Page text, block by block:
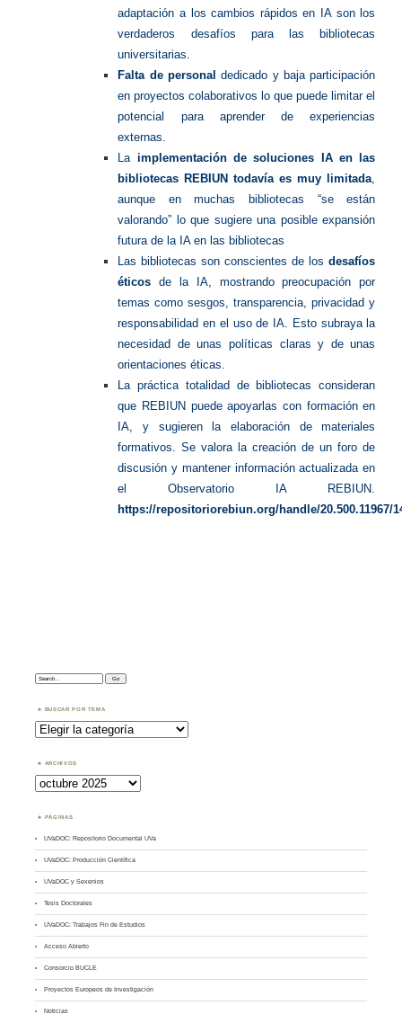
adaptación a los cambios rápidos en IA son los
verdaderos desafíos para las bibliotecas
universitarias.
Falta de personal dedicado y baja participación
en proyectos colaborativos lo que puede limitar el
potencial para aprender de experiencias
externas.
La implementación de soluciones IA en las
bibliotecas REBIUN todavía es muy limitada
aunque en muchas bibliotecas “se están
valorando” lo que sugiere una posible expansión
futura de la IA en las bibliotecas
Las bibliotecas son conscientes de losdesafíos
éticosde la IA, mostrando preocupación por
temas como sesgos, transparencia, privacidad y
responsabilidad en el uso de IA. Esto subraya la
necesidad de unas políticas claras y de unas
orientaciones éticas.
La práctica totalidad de bibliotecas consideran
que REBIUN puede apoyarlas con formación en
IA, y sugieren la elaboración de materiales
formativos. Se valora la creación de un foro de
discusión y mantener información actualizada en
el Observatorio IA REBIUN.
https://repositoriorebiun.org/handle/20.500.11967/
Search:
BUSCAR POR TEMA
Buscar
por
Tema
ARCHIVOS
Archivos
PÁGINAS
UVaDOC: Repositorio Documental UVa
UVaDOC: Producción Científica
UVaDOC y Sexenios
Tesis Doctorales
UVaDOC: Trabajos Fin de Estudios
Acceso Abierto
Consorcio BUCLE
Proyectos Europeos de Investigación
Noticias